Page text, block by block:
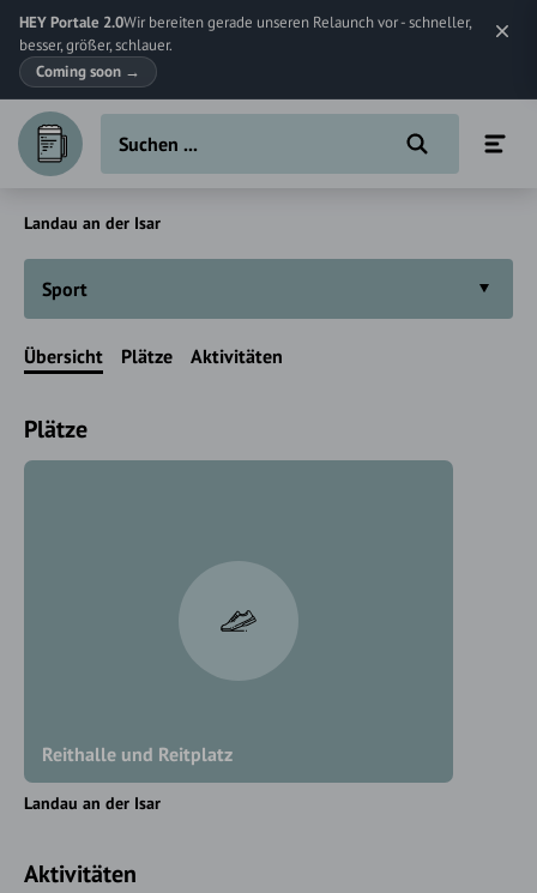
HEY Portale 2.0Wir bereiten gerade unseren Relaunch vor - schneller,
besser, größer, schlauer.
Coming soon →
Landau an der Isar
Sport
Übersicht Plätze Aktivitäten
Plätze
Reithalle und Reitplatz
Landau an der Isar
Aktivitäten